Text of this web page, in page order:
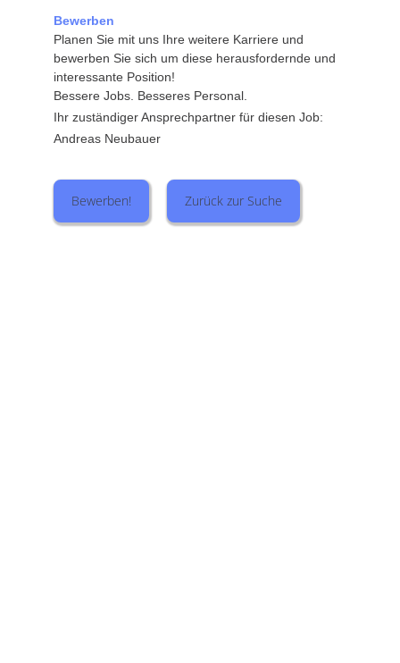
Bewerben
Planen Sie mit uns Ihre weitere Karriere und
bewerben Sie sich um diese herausfordernde und
interessante Position!
Bessere Jobs. Besseres Personal.
Ihr zuständiger Ansprechpartner für diesen Job:
Andreas Neubauer
Bewerben! Zurück zur Suche